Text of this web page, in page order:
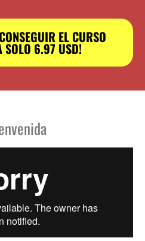
EL CURSO
SOLO 6.97 USD!